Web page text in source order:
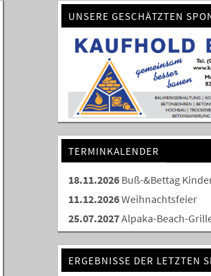
UNSERE GESCHÄTZTEN
TERMINKALENDER
18.11.2026 Buß-&Bettag
11.12.2026Weihnachtsfeier
25.07.2027Alpaka-Beach-
ERGEBNISSE DER LETZTEN